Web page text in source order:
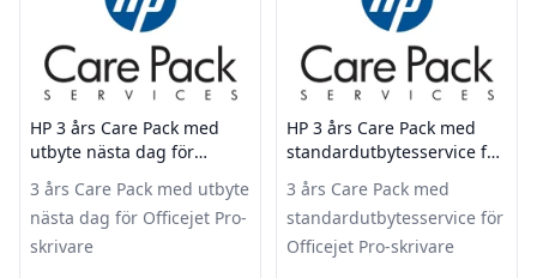
HP 3 års Care Pack med
utbyte nästa dag för
Officejet Pro-skrivare
3 års Care Pack med utbyte
nästa dag för Officejet Pro-
skrivare
HP 3 års Care Pack med
standardutbytesservice för
Officejet Pro-skrivare
3 års Care Pack med
standardutbytesservice för
Officejet Pro-skrivare